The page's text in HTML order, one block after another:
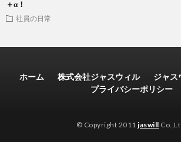
＋α！
社員の日常
ホーム 株式会社ジャスウィル
ジャス
プライバシーポリシー
© Copyright 2011jaswill